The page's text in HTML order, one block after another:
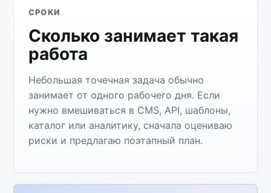
СРОКИ
Сколько занимает такая
работа
Небольшая точечная задача обычно
занимает от одного рабочего дня. Если
нужно вмешиваться в CMS, API, шаблоны,
каталог или аналитику, сначала оцениваю
риски и предлагаю поэтапный план.